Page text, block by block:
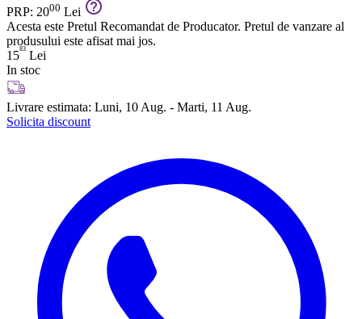
PRP: 2000 Lei
Acesta este Pretul Recomandat de Producator. Pretul de vanzare al
produsului este afisat mai jos.
1583 Lei
In stoc
Livrare estimata: Luni, 10 Aug. - Marti, 11 Aug.
Solicita discount